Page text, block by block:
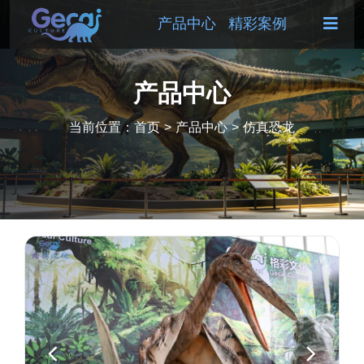
产品中心 精彩案例
产品中心
当前位置：首页 > 产品中心 > 仿真恐龙